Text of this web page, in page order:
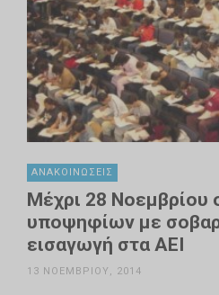
ΑΝΑΚΟΙΝΏΣΕΙΣ
Μέχρι 28 Νοεμβρίου
υποψηφίων με
εισαγωγή στα ΑΕΙ
13 ΝΟΕΜΒΡΊΟΥ, 2014